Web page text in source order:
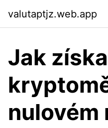
valutaptjz.web.app
Jak
nulovém